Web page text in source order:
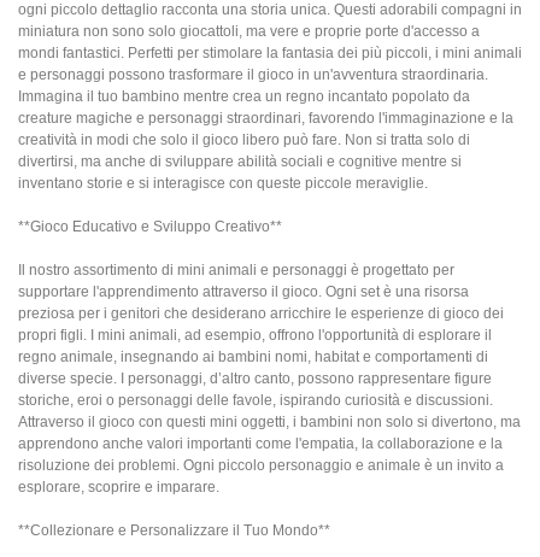
ogni piccolo dettaglio racconta una storia unica. Questi adorabili compagni in
miniatura non sono solo giocattoli, ma vere e proprie porte d'accesso a
mondi fantastici. Perfetti per stimolare la fantasia dei più piccoli, i mini animali
e personaggi possono trasformare il gioco in un'avventura straordinaria.
Immagina il tuo bambino mentre crea un regno incantato popolato da
creature magiche e personaggi straordinari, favorendo l'immaginazione e la
creatività in modi che solo il gioco libero può fare. Non si tratta solo di
divertirsi, ma anche di sviluppare abilità sociali e cognitive mentre si
inventano storie e si interagisce con queste piccole meraviglie.
**Gioco Educativo e Sviluppo Creativo**
Il nostro assortimento di mini animali e personaggi è progettato per
supportare l'apprendimento attraverso il gioco. Ogni set è una risorsa
preziosa per i genitori che desiderano arricchire le esperienze di gioco dei
propri figli. I mini animali, ad esempio, offrono l'opportunità di esplorare il
regno animale, insegnando ai bambini nomi, habitat e comportamenti di
diverse specie. I personaggi, d’altro canto, possono rappresentare figure
storiche, eroi o personaggi delle favole, ispirando curiosità e discussioni.
Attraverso il gioco con questi mini oggetti, i bambini non solo si divertono, ma
apprendono anche valori importanti come l'empatia, la collaborazione e la
risoluzione dei problemi. Ogni piccolo personaggio e animale è un invito a
esplorare, scoprire e imparare.
**Collezionare e Personalizzare il Tuo Mondo**